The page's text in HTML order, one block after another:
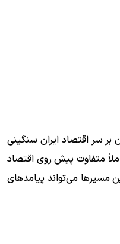
سر اقتصاد ایران سنگینی
متفاوت پیش روی اقتصاد
مسیر‌ها می‌تواند پیامد‌های